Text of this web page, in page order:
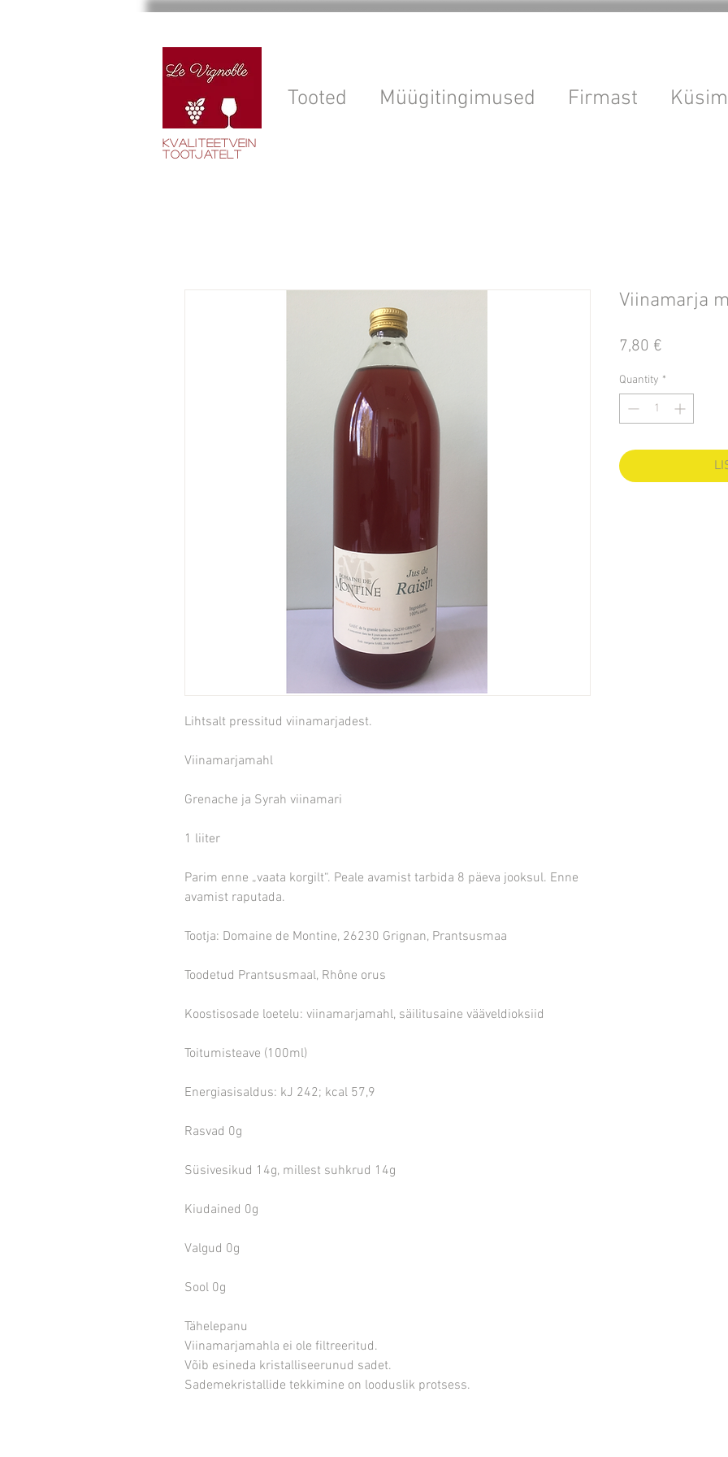
Tooted Müügitingimused Firmast
Kvaliteetvein
tootjatelt
Lihtsalt pressitud viinamarjadest.
Viinamarjamahl
Grenache ja Syrah viinamari
1 liiter
Parim enne „vaata korgilt“. Peale avamist tarbida 8 päeva jooksul. Enne
avamist raputada.
Tootja: Domaine de Montine, 26230 Grignan, Prantsusmaa
Toodetud Prantsusmaal, Rhône orus
Koostisosade loetelu: viinamarjamahl, säilitusaine vääveldioksiid
Toitumisteave (100ml)
Energiasisaldus: kJ 242; kcal 57,9
Rasvad 0g
Süsivesikud 14g, millest suhkrud 14g
Kiudained 0g
Valgud 0g
Sool 0g
Tähelepanu
Viinamarjamahla ei ole filtreeritud.
Võib esineda kristalliseerunud sadet.
Sademekristallide tekkimine on looduslik protsess.
Viinamarja
7,80 €
Quantity *